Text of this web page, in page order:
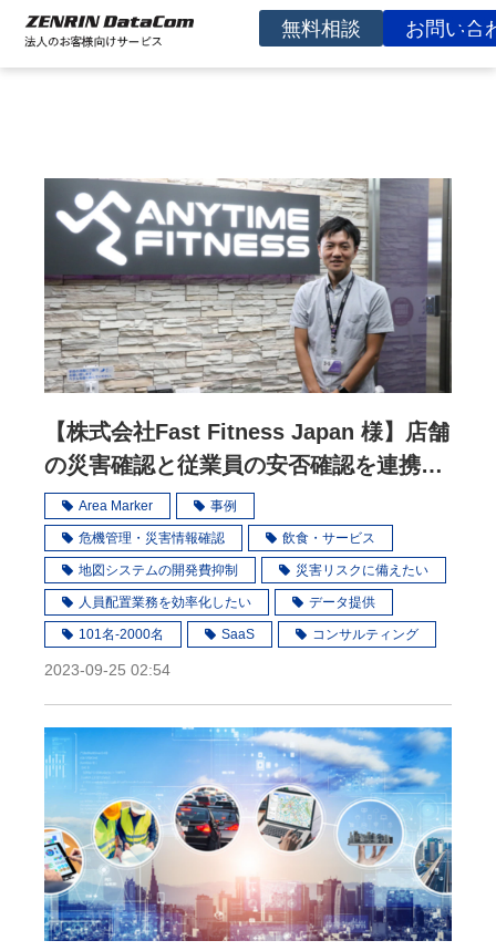
無料相談 お問い合
コラム
イベント
よくあるご質問
企業情報
【株式会社Fast Fitness Japan 様】店舗
の災害確認と従業員の安否確認を連携、
BCP対策を加速
Area Marker 事例
危機管理・災害情報確認 飲食・サービス
地図システムの開発費抑制 災害リスクに備えたい
人員配置業務を効率化したい データ提供
101名-2000名 SaaS コンサルティング
2023-09-25 02:54